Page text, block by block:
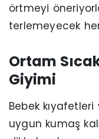
örtmeyi
terlemeyecek
Ortam
Giyimi
Bebek kıyafetleri
uygun kumaş